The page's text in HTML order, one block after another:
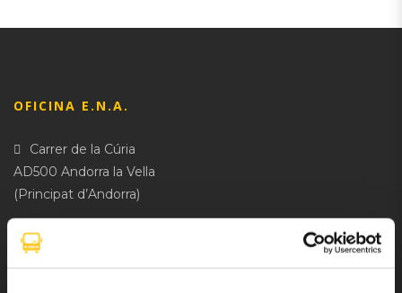
OFICINA E.N.A.
Carrer de la Cúria
AD500 Andorra la Vella
(Principat d’Andorra)
HORARI D’OFICINA